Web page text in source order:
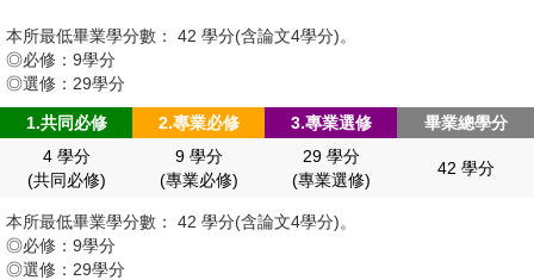
論文規範
提報流程
其他相關規定
活動影音
榮譽榜
校友園地
校友網
畢業生流向調查
相關連結
招生資訊
本所最低畢業學分數： 42 學分(含論文4學分)。
◎必修：9學分
◎選修：29學分
1.共同必修 2.專業必修 3.專業選修
畢業總學分
4 學分
(共同必修)
9 學分
(專業必修)
29 學分
(專業選修)
42 學分
本所最低畢業學分數： 42 學分(含論文4學分)。
◎必修：9學分
◎選修：29學分